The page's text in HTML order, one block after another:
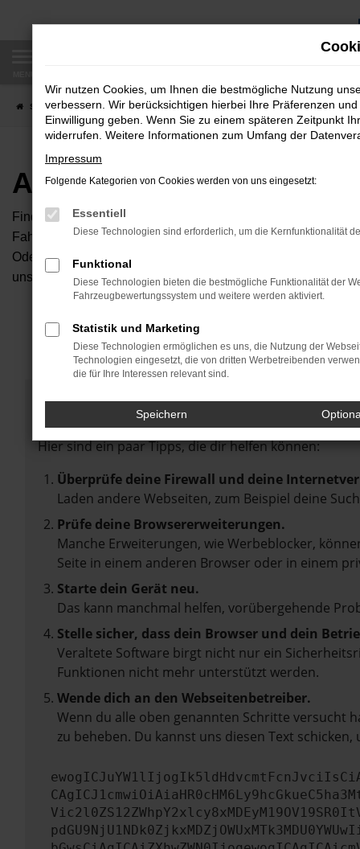
Zum
Startseite Fahrzeugangebote Autobörse
Autobörse
Finden Sie Ihren neuen Traumwagen bei uns. Dafür haben
Fahrzeuge an, die bei uns auf dem Hof stehen. Dann
Oder Sie klicken auf den Button Autobörse und Sie haben
unserem Händlernetzwerk. Diese Fahrzeuge können wir
Fehler: Network Error
Beim Laden ist ein Fehler aufgetreten.
Hier sind ein paar Tipps, die dir helfen können:
Überprüfe deine Firewall und deine
Laden andere Webseiten, zum Beispiel deine
Prüfe deine Browsererweiterungen.
Manche Erweiterungen, wie Werbeblocker,
Seite in einem anderen Browser oder in einem
Starte dein Gerät neu.
Das kann manchmal helfen, vorübergehende
Stelle sicher, dass dein Browser und dein
Veraltete Software birgt nicht nur ein
Funktionen nicht mehr unterstützt werden.
Wende dich an den Webseitenbetreiber.
Wenn du alle oben genannten Schritte versucht
zu beheben. Du kannst uns diesen Text
Wir nutzen Cookies, um Ihnen die bestmögliche Nutzung
verbessern. Wir berücksichtigen hierbei Ihre Präferenzen
Einwilligung geben. Wenn Sie zu einem späteren Zeitpunkt
widerrufen. Weitere Informationen zum Umfang der
Impressum
Folgende Kategorien von Cookies werden von uns eingesetzt:
Essentiell
Diese Technologien sind erforderlich, um die Kernfunktionalität
Funktional
Diese Technologien bieten die bestmögliche Funktionalität der
Fahrzeugbewertungssystem und weitere werden aktiviert.
Statistik und Marketing
Diese Technologien ermöglichen es uns, die Nutzung der
Technologien eingesetzt, die von dritten Werbetreibenden
die für Ihre Interessen relevant sind.
Speichern